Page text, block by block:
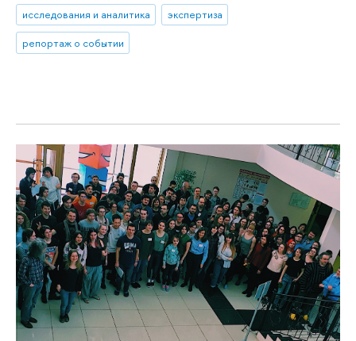
исследования и аналитика
экспертиза
репортаж о событии